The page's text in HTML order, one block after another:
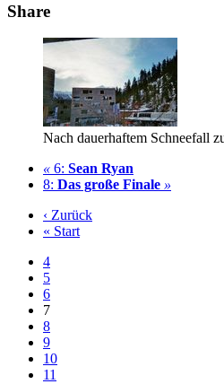
Share
Nach dauerhaftem Schneefall
« 6: Sean Ryan
8: Das große Finale »
‹ Zurück
« Start
4
5
6
7
8
9
10
11